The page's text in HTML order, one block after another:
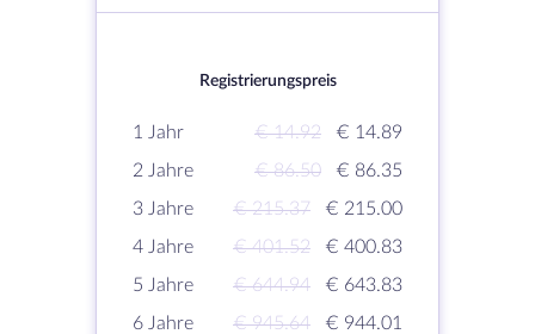
Registrierungspreis
1 Jahr € 14.92
€ 14.89
2 Jahre
€ 86.50
€ 86.35
3 Jahre
€ 215.37
€ 215.00
4 Jahre
€ 401.52
€ 400.83
5 Jahre
€ 644.94
€ 643.83
6 Jahre
€ 945.64
€ 944.01